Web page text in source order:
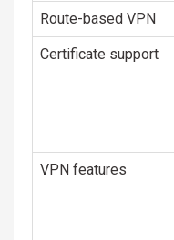
Route-based VPN
Certificate support
VPN features